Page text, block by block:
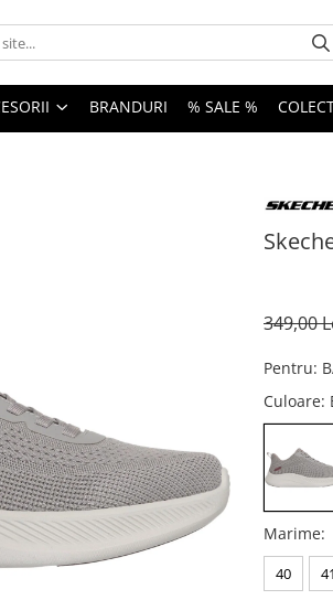
BRANDURI % SALE %
349,00
Pentru:
Culoare:
Marime:
40 41